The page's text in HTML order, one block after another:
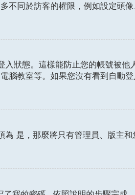
同於訪客的權限，例如設定頭
狀態。這樣能防止您的帳號被
腦教室等。如果您沒有看到自動
為 是 ，那麼將只有管理員、版主